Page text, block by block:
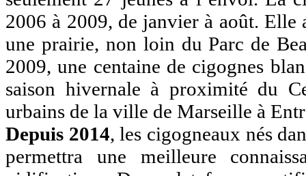
2006 à 2009, de janvier à août. Elle
une prairie, non loin du Parc de
2009, une centaine de cigognes
saison hivernale à proximité du
urbains de la ville de Marseille à
Depuis 2014, les cigogneaux nés
permettra une meilleure